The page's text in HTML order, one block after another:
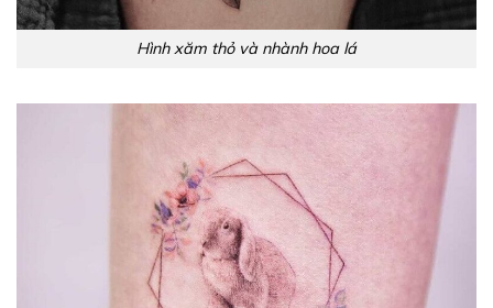
Hình xăm thỏ và nhành hoa lá